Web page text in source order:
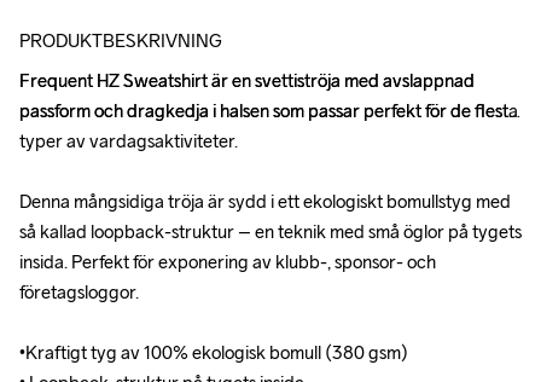
PRODUKTBESKRIVNING
Frequent HZ Sweatshirt är en svettiströja med avslappnad
passform och dragkedja i halsen som passar perfekt för de flesta
typer av vardagsaktiviteter.
Denna mångsidiga tröja är sydd i ett ekologiskt bomullstyg med
så kallad loopback-struktur – en teknik med små öglor på tygets
insida. Perfekt för exponering av klubb-, sponsor- och
företagsloggor.
•Kraftigt tyg av 100% ekologisk bomull (380 gsm)
Frequent HZ Sweatshirt är en svettiströja med avslappnad
passform och dragkedja i halsen som passar perfekt för de flesta
typer av vardagsaktiviteter.
Denna mångsidiga tröja är sydd i ett ekologiskt bomullstyg med
så kallad loopback-struktur – en teknik med små öglor på tygets
insida. Perfekt för exponering av klubb-, sponsor- och
företagsloggor.
•Kraftigt tyg av 100% ekologisk bomull (380 gsm)